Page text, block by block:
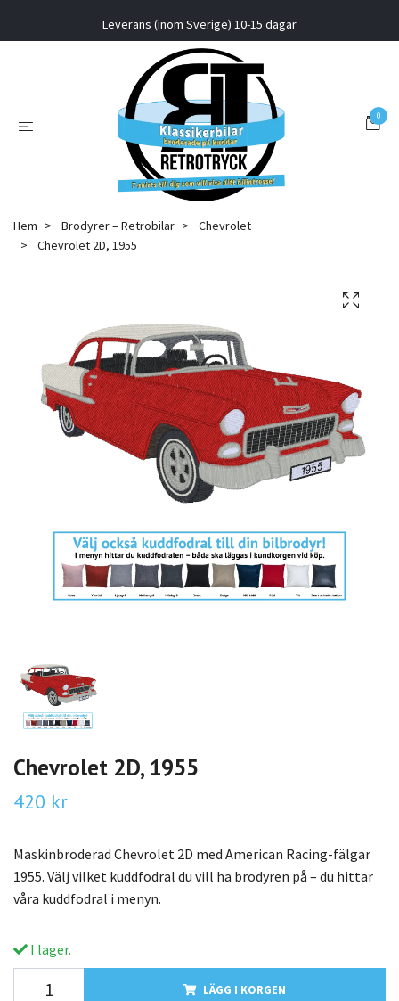
Leverans (inom Sverige) 10-15 dagar
0
Hem Brodyrer – Retrobilar
Chevrolet
Chevrolet 2D, 1955
Chevrolet 2D, 1955
420 kr
Maskinbroderad Chevrolet 2D med American Racing-fälgar
1955. Välj vilket kuddfodral du vill ha brodyren på – du hittar
våra kuddfodral i menyn.
I lager.
LÄGG I KORGEN